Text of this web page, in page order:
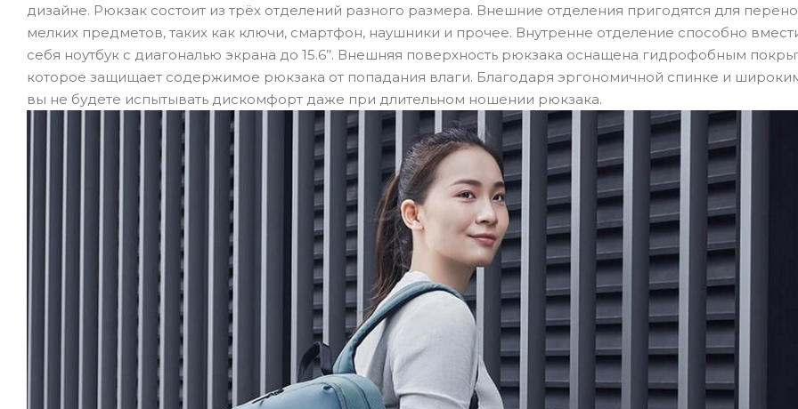
дизайне. Рюкзак состоит из трёх отделений разного размера. Внешние отделения пригодятся для
мелких предметов, таких как ключи, смартфон, наушники и прочее. Внутренне отделение способно
себя ноутбук с диагональю экрана до 15.6’’. Внешняя поверхность рюкзака оснащена гидрофобным
которое защищает содержимое рюкзака от попадания влаги. Благодаря эргономичной спинке и
вы не будете испытывать дискомфорт даже при длительном ношении рюкзака.